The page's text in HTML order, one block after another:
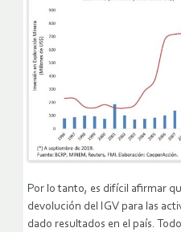
Por lo tanto, es difícil afirmar
devolución del IGV para las
dado resultados en el país.